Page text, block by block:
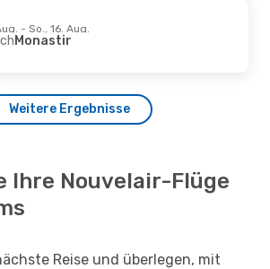
- So., 16. Aug.
Monastir
Weitere Ergebnisse
Ihre Nouvelair-Flüge
Reise und überlegen, mit